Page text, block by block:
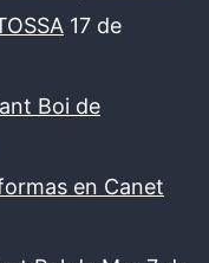
17 de
Boi de
en Canet